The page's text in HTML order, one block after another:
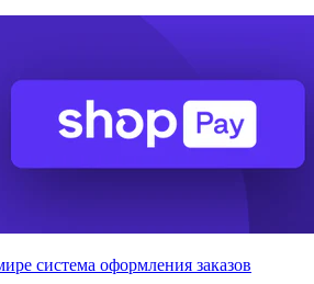
система оформления заказов